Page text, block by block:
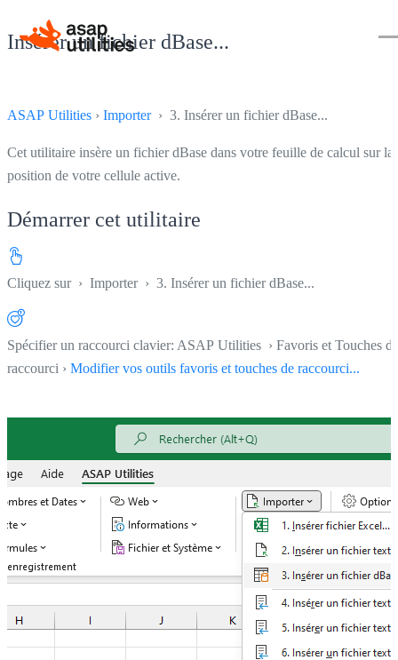
Insérer un fichier dBase...
ASAP Utilities › Importer› 3. Insérer un fichier dBase...
Cet utilitaire insère un fichier dBase dans votre feuille de calcul sur la
position de votre cellule active.
Démarrer cet utilitaire
Cliquez sur › Importer› 3. Insérer un fichier dBase...
Spécifier un raccourci clavier: ASAP Utilities › Favoris et Touches de
raccourci › Modifier vos outils favoris et touches de raccourci...